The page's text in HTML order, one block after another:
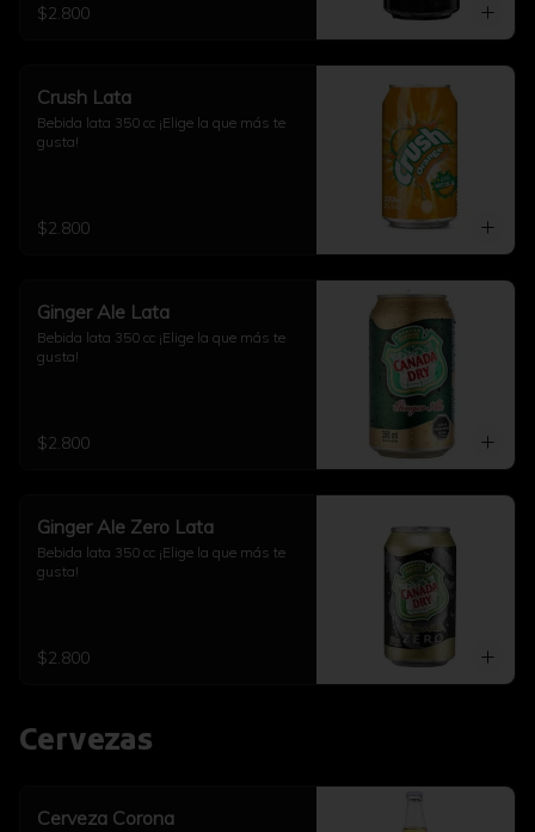
$2.800
Crush Lata
Bebida lata 350 cc ¡Elige la que más te
gusta!
$2.800
Ginger Ale Lata
Bebida lata 350 cc ¡Elige la que más te
gusta!
$2.800
Ginger Ale Zero Lata
Bebida lata 350 cc ¡Elige la que más te
gusta!
$2.800
Cervezas
Cerveza Corona